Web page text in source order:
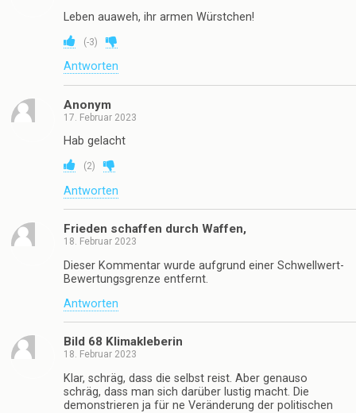
Leben auaweh, ihr armen Würstchen!
(-3)
Antworten
Anonym
17. Februar 2023
Hab gelacht
(2)
Antworten
Frieden schaffen durch Waffen,
18. Februar 2023
Dieser Kommentar wurde aufgrund einer Schwellwert-
Bewertungsgrenze entfernt.
Antworten
Bild 68 Klimakleberin
18. Februar 2023
Klar, schräg, dass die selbst reist. Aber genauso
schräg, dass man sich darüber lustig macht. Die
demonstrieren ja für ne Veränderung der politischen